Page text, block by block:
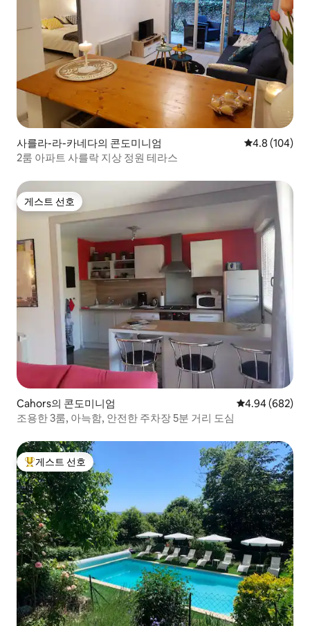
사를라-라-카네다의 콘도미니엄 평점 4.8점(5
4.8 (104)
2룸 아파트 사를락 지상 정원 테라스
게스트 선호
게스트 선호
Cahors의 콘도미니엄 평점 4.94점(5
4.94 (682)
조용한 3룸, 아늑함, 안전한 주차장 5분 거리 도심
상위 게스트 선호
게스트 선호